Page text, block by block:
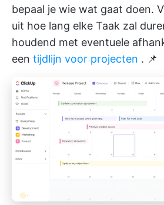
bepaal je wie wat gaat doen.
uit hoe lang elke Taak zal
houdend met eventuele
een tijdlijn voor projecten . 📌